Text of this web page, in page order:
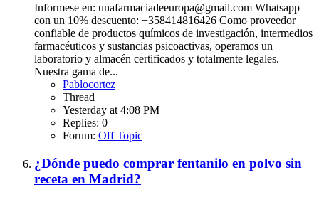
Informese en: unafarmaciadeeuropa@gmail.com Whatsapp
con un 10% descuento: +358414816426 Como proveedor
confiable de productos químicos de investigación, intermedios
farmacéuticos y sustancias psicoactivas, operamos un
laboratorio y almacén certificados y totalmente legales.
Nuestra gama de...
Pablocortez
Thread
Yesterday at 4:08 PM
Replies: 0
Forum: Off Topic
¿Dónde puedo comprar fentanilo en polvo sin
receta en Madrid?